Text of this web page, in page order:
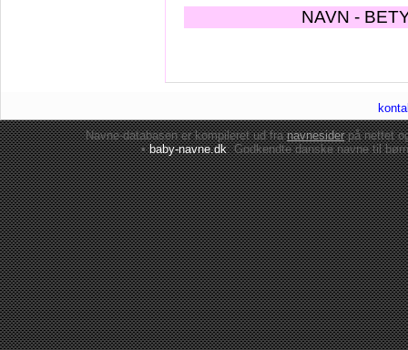
NAVN -
Navne-databasen er kompileret ud franavnesiderpå nettet
•baby-navne.dk: Godkendte danskenavne til børn